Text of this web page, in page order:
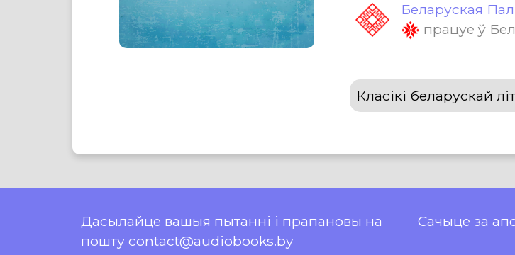
Беларуская
працуе ў
Класікі беларускай
Дасылайце вашыя пытанні і прапановы на
пошту contact@audiobooks.by
Сачыце за